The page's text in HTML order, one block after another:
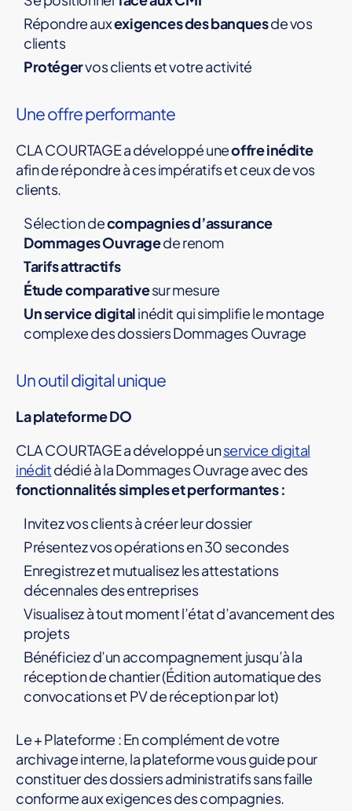
Répondre auxexigences des banquesde vos
clients
Protégervos clients et votre activité
Une offre performante
CLA COURTAGE a développé uneoffre inédite
afin de répondre à ces impératifs et ceux de vos
clients.
Sélection decompagnies d’assurance
Dommages Ouvragede renom
Tarifs attractifs
Étude comparativesur mesure
Un service digitalinédit qui simplifie le montage
complexe des dossiers Dommages Ouvrage
Un outil digital unique
La plateforme DO
CLA COURTAGE a développé unservice digital
inéditdédié à la Dommages Ouvrage avec des
fonctionnalités simples et performantes :
Invitez vos clients à créer leur dossier
Présentez vos opérations en 30 secondes
Enregistrez et mutualisez les attestations
décennales des entreprises
Visualisez à tout moment l’état d’avancement des
projets
Bénéficiez d’un accompagnement jusqu’à la
réception de chantier (Édition automatique des
convocations et PV de réception par lot)
Le + Plateforme : En complément de votre
archivage interne, la plateforme vous guide pour
constituer des dossiers administratifs sans faille
conforme aux exigences des compagnies.